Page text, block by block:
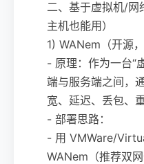
二、基于虚拟机/
主机也能用）
1) WANem（开源
- 原理：作为一台“
端与服务端之间，
宽、延迟、丢包、
- 部署思路：
- 用 VMWare/
WANem（推荐双